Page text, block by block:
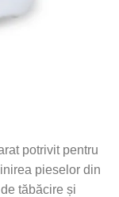
potrivit pentru
pieselor din
tăbăcire și